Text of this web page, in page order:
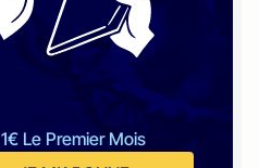
1€ Le Premier Mois